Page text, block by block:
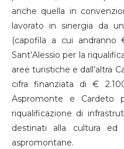
anche quella in
lavorato in sinergia da
(capofila a cui andranno
Sant’Alessio per la
aree turistiche e dall’altra
cifra finanziata di €
Aspromonte e Cardeto
riqualificazione di
destinati alla cultura ed
aspromontane.